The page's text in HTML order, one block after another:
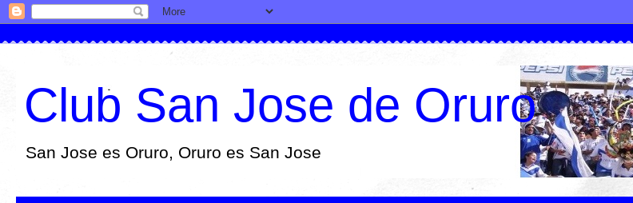
Club San Jose de Oruro
San Jose es Oruro, Oruro es San Jose